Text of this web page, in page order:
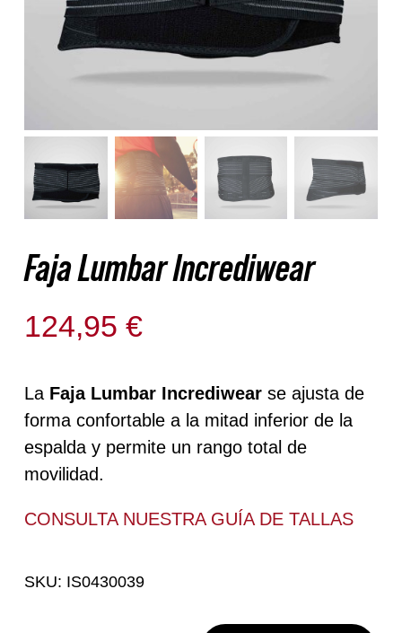
Contacto
Faja Lumbar Incrediwear
124,95€
La Faja Lumbar Incrediwear se ajusta de
forma confortable a la mitad inferior de la
espalda y permite un rango total de
movilidad.
CONSULTA NUESTRA GUÍA DE TALLAS
SKU: IS0430039